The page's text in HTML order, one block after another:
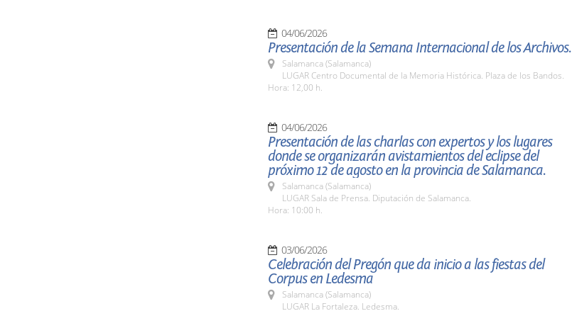
04/06/2026
Presentación de la Semana Internacional de los Archivos.
Salamanca (Salamanca)
LUGAR Centro Documental de la Memoria Histórica. Plaza de los Bandos.
Hora: 12,00 h.
04/06/2026
Presentación de las charlas con expertos y los lugares
donde se organizarán avistamientos del eclipse del
próximo 12 de agosto en la provincia de Salamanca.
Salamanca (Salamanca)
LUGAR Sala de Prensa. Diputación de Salamanca.
Hora: 10:00 h.
03/06/2026
Celebración del Pregón que da inicio a las fiestas del
Corpus en Ledesma
Salamanca (Salamanca)
LUGAR La Fortaleza. Ledesma.